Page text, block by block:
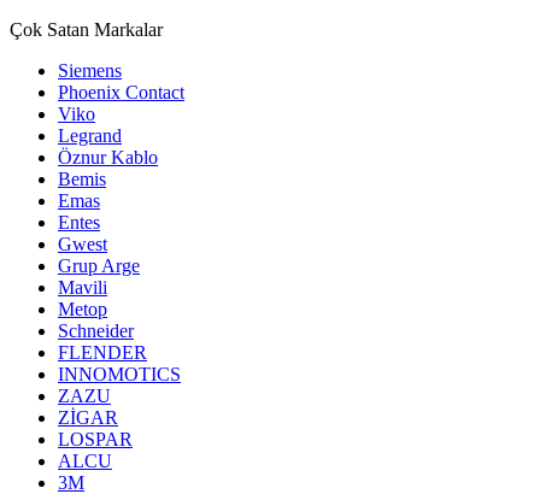
Çok Satan Markalar
Siemens
Phoenix Contact
Viko
Legrand
Öznur Kablo
Bemis
Emas
Entes
Gwest
Grup Arge
Mavili
Metop
Schneider
FLENDER
INNOMOTICS
ZAZU
ZİGAR
LOSPAR
ALCU
3M